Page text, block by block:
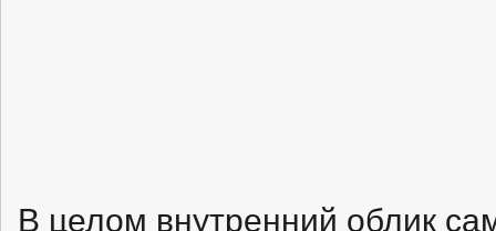
В целом внутренний облик